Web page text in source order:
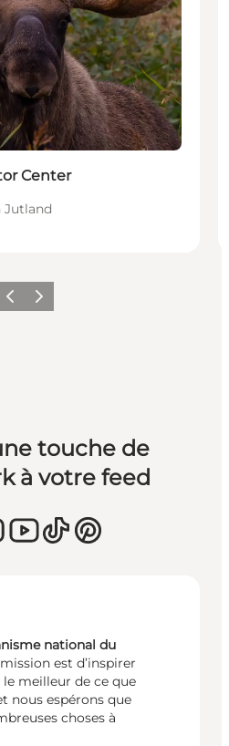
Center
Jutland
PrécédentSuivant
touche de
à votre feed
national du
est d’inspirer
meilleur de ce que
nous espérons que
choses à